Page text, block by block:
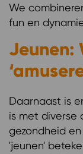
We
fun en
Jeunen:
Daarnaast is
is met diverse
gezondheid
'jeunen'